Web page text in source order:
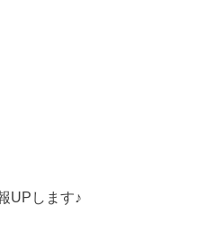
UPします♪